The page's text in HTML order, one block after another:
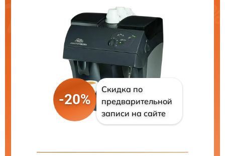
-20%
Скидка по
предварительной
записи на сайте